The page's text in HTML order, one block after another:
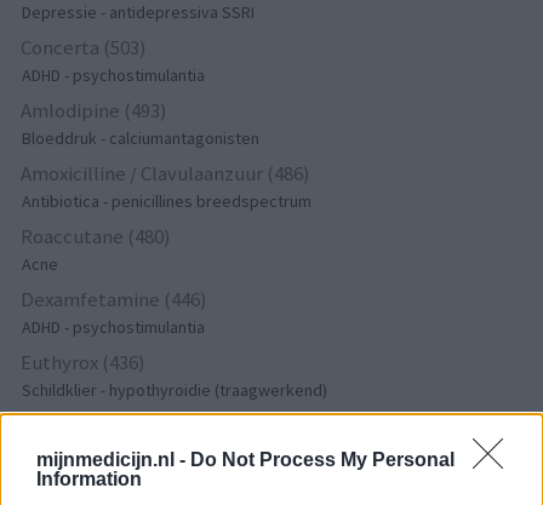
mijnmedicijn.nl - Do Not Process My Personal
Information
Depressie - antidepressiva SSRI
Concerta (503)
ADHD - psychostimulantia
Amlodipine (493)
Bloeddruk - calciumantagonisten
Amoxicilline / Clavulaanzuur (486)
Antibiotica - penicillines breedspectrum
Roaccutane (480)
Acne
Dexamfetamine (446)
ADHD - psychostimulantia
Euthyrox (436)
Schildklier - hypothyroidie (traagwerkend)
De reviews op deze pagina zijn door de gebruikers